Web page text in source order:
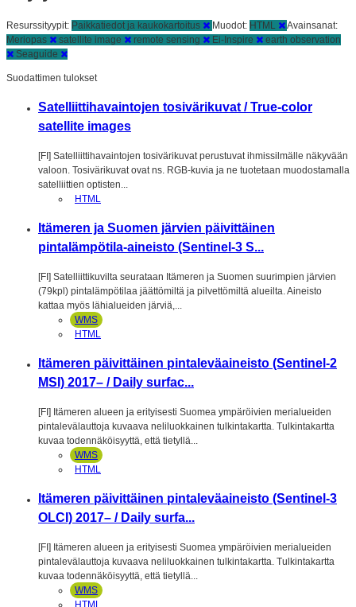
Resurssityypit: Paikkatiedot ja kaukokartoitus Muodot: HTML
Avainsanat:
Meriopas
satellite image remote sensing Ei-Inspire
earth observation
Seaguide
Suodattimen tulokset
Satelliittihavaintojen tosivärikuvat / True-color
satellite images
[FI] Satelliittihavaintojen tosivärikuvat perustuvat ihmissilmälle näkyvään
valoon. Tosivärikuvat ovat ns. RGB-kuvia ja ne tuotetaan muodostamalla
satelliittien optisten...
HTML
Itämeren ja Suomen järvien päivittäinen
pintalämpötila-aineisto (Sentinel-3 S...
[FI] Satelliittikuvilta seurataan Itämeren ja Suomen suurimpien järvien
(79kpl) pintalämpötilaa jäättömiltä ja pilvettömiltä alueilta. Aineisto
kattaa myös lähialueiden järviä,...
WMS
HTML
Itämeren päivittäinen pintaleväaineisto (Sentinel-2
MSI) 2017– / Daily surfac...
[FI] Itämeren alueen ja erityisesti Suomea ympäröivien merialueiden
pintalevälauttoja kuvaava neliluokkainen tulkintakartta. Tulkintakartta
kuvaa todennäköisyyttä, että tietyllä...
WMS
HTML
Itämeren päivittäinen pintaleväaineisto (Sentinel-3
OLCI) 2017– / Daily surfa...
[FI] Itämeren alueen ja erityisesti Suomea ympäröivien merialueiden
pintalevälauttoja kuvaava neliluokkainen tulkintakartta. Tulkintakartta
kuvaa todennäköisyyttä, että tietyllä...
WMS
HTML